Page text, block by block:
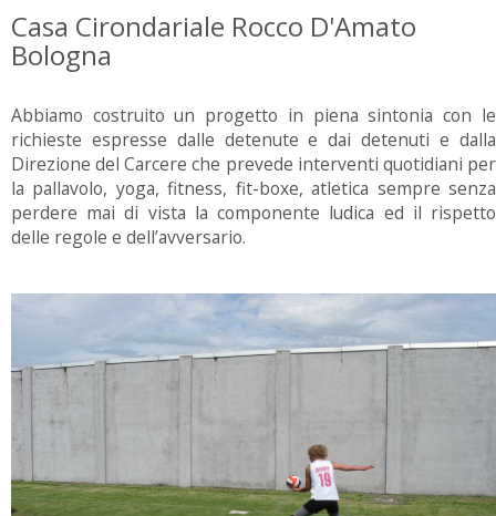
Casa Cirondariale Rocco D'Amato
Bologna
Abbiamo costruito un progetto in piena sintonia con le
richieste espresse dalle detenute e dai detenuti e dalla
Direzione del Carcere che prevede interventi quotidiani per
la pallavolo, yoga, fitness, fit-boxe, atletica sempre senza
perdere mai di vista la componente ludica ed il rispetto
delle regole e dell’avversario.